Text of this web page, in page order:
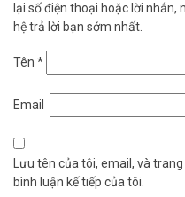
lại số điện thoại hoặc lời nhắn,
hệ trả lời bạn sớm nhất.
Tên *
Email
Lưu tên của tôi, email, và
bình luận kế tiếp của tôi.